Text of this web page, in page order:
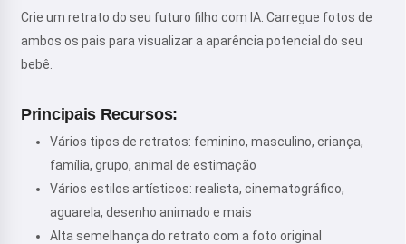
Crie um retrato do seu futuro filho com IA. Carregue fotos de
ambos os pais para visualizar a aparência potencial do seu
bebê.
Principais Recursos:
Vários tipos de retratos: feminino, masculino, criança,
família, grupo, animal de estimação
Vários estilos artísticos: realista, cinematográfico,
aguarela, desenho animado e mais
Alta semelhança do retrato com a foto original